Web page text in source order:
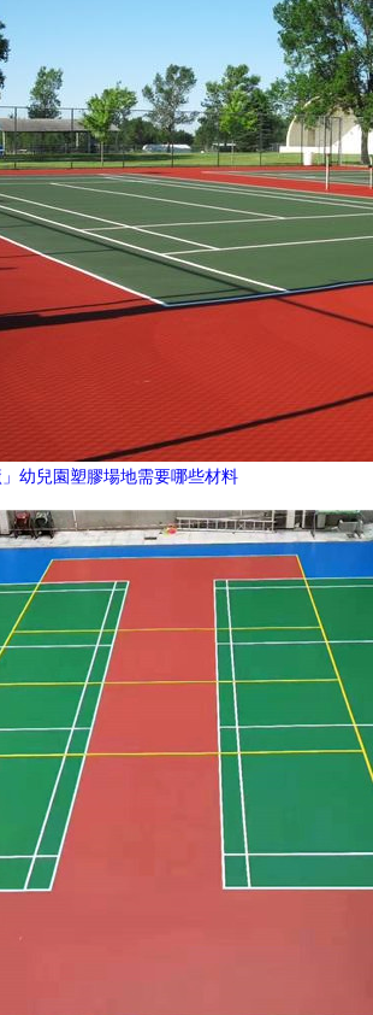
」幼兒園塑膠場地需要哪些材料